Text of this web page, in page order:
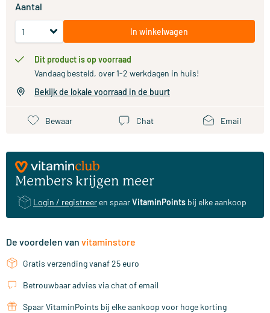
Aantal
In winkelwagen
Dit product is op voorraad
Vandaag besteld, over 1-2 werkdagen in huis!
Bekijk de lokale voorraad in de buurt
Bewaar Chat Email
Members krijgen meer
Login / registreer en spaarVitaminPoints bij elke aankoop
De voordelen van vitaminstore
Gratis verzending vanaf 25 euro
Betrouwbaar advies via chat of email
Spaar VitaminPoints bij elke aankoop voor hoge korting